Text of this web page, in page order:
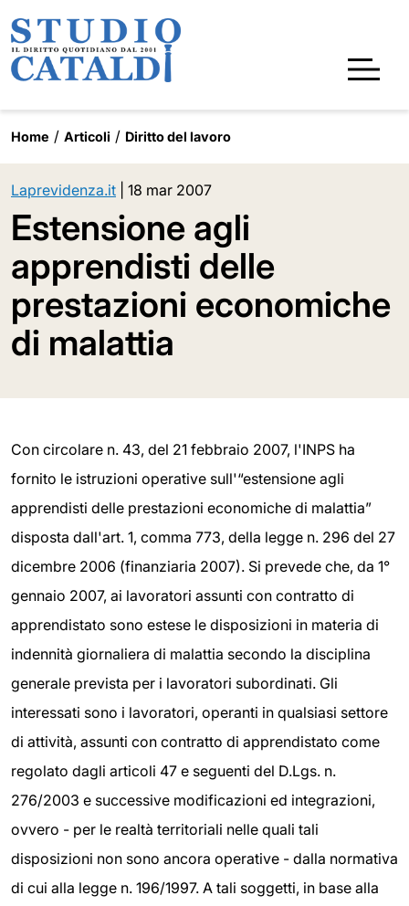
Home Articoli Diritto del lavoro
Laprevidenza.it 18 mar 2007
Estensione agli
apprendisti delle
prestazioni economiche
di malattia
Con circolare n. 43, del 21 febbraio 2007, l'INPS ha
fornito le istruzioni operative sull'“estensione agli
apprendisti delle prestazioni economiche di malattia”
disposta dall'art. 1, comma 773, della legge n. 296 del 27
dicembre 2006 (finanziaria 2007). Si prevede che, da 1°
gennaio 2007, ai lavoratori assunti con contratto di
apprendistato sono estese le disposizioni in materia di
indennità giornaliera di malattia secondo la disciplina
generale prevista per i lavoratori subordinati. Gli
interessati sono i lavoratori, operanti in qualsiasi settore
di attività, assunti con contratto di apprendistato come
regolato dagli articoli 47 e seguenti del D.Lgs. n.
276/2003 e successive modificazioni ed integrazioni,
ovvero - per le realtà territoriali nelle quali tali
disposizioni non sono ancora operative - dalla normativa
di cui alla legge n. 196/1997. A tali soggetti, in base alla